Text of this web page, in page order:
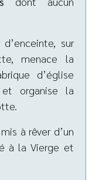
sur
menace la
d’église
organise la
à rêver d’un
à la Vierge et